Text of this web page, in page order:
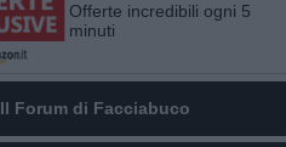
Offerte incredibili ogni 5
minuti
Il Forum di Facciabuco